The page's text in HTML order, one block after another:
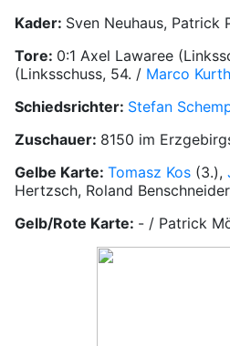
Kader: Sven Neuhaus, Patrick
Tore: 0:1 Axel Lawaree
(Linksschuss, 54. / Marco Kurth
Schiedsrichter: Stefan
Zuschauer: 8150 im
Gelbe Karte: Tomasz Kos (3.),
Hertzsch, Roland
Gelb/Rote Karte: - / Patrick